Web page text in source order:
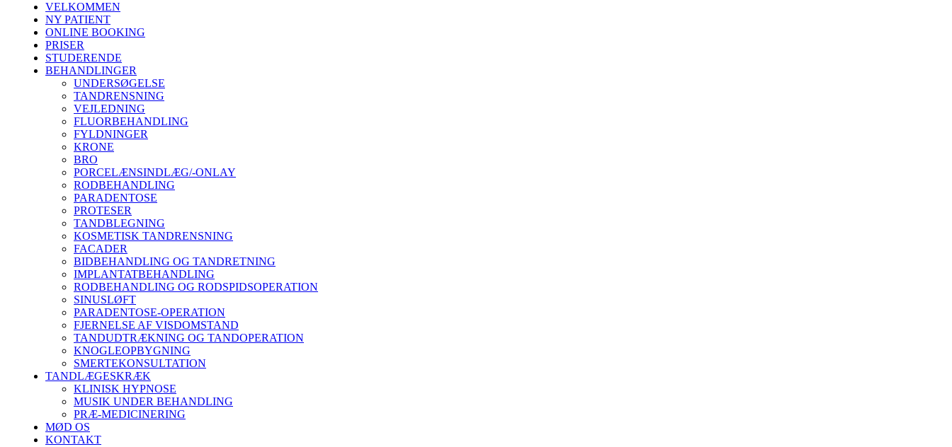
VELKOMMEN
NY PATIENT
ONLINE BOOKING
PRISER
STUDERENDE
BEHANDLINGER
UNDERSØGELSE
TANDRENSNING
VEJLEDNING
FLUORBEHANDLING
FYLDNINGER
KRONE
BRO
PORCELÆNSINDLÆG/-ONLAY
RODBEHANDLING
PARADENTOSE
PROTESER
TANDBLEGNING
KOSMETISK TANDRENSNING
FACADER
BIDBEHANDLING OG TANDRETNING
IMPLANTATBEHANDLING
RODBEHANDLING OG RODSPIDSOPERATION
SINUSLØFT
PARADENTOSE-OPERATION
FJERNELSE AF VISDOMSTAND
TANDUDTRÆKNING OG TANDOPERATION
KNOGLEOPBYGNING
SMERTEKONSULTATION
TANDLÆGESKRÆK
KLINISK HYPNOSE
MUSIK UNDER BEHANDLING
PRÆ-MEDICINERING
MØD OS
KONTAKT